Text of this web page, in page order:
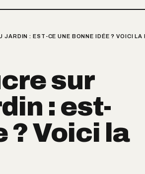
JARDIN : EST-CE UNE BONNE IDÉE ? VOICI LA
sur
: est-
? Voici la